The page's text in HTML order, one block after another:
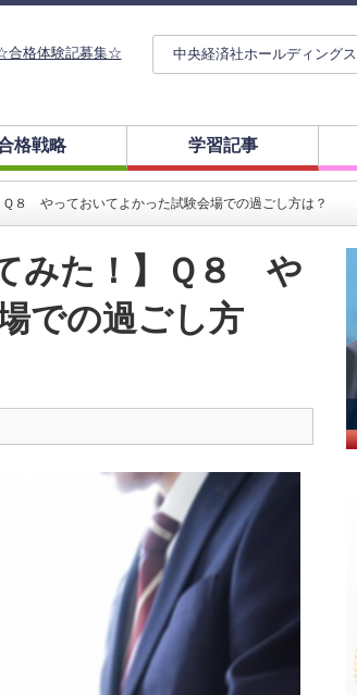
合格体験記募集☆ 中央経済社ホールディングス
格戦略 学習記事
Ｑ８ やっておいてよかった試験会場での過ごし方は？
みた！】Ｑ８ や
での過ごし方